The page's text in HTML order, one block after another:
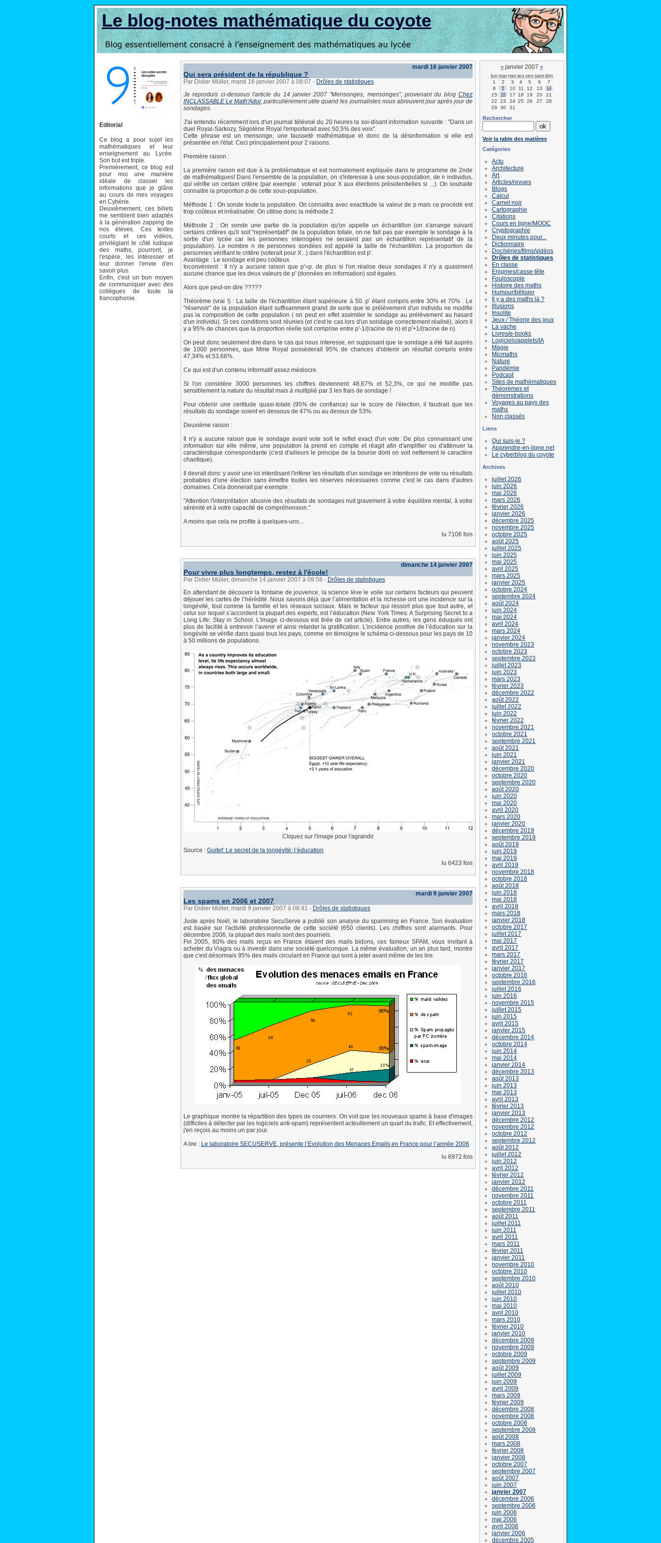
Le blog-notes mathématique du coyote
Editorial
Ce blog a pour sujet les
mathématiques et leur
enseignement au Lycée.
Son but est triple.
Premièrement, ce blog est
pour moi une manière
idéale de classer les
informations que je glâne
au cours de mes voyages
en Cybérie.
Deuxièmement, ces billets
me semblent bien adaptés
à la génération zapping de
nos élèves. Ces textes
courts et ces vidéos,
privilégiant le côté ludique
des maths, pourront, je
l'espère, les intéresser et
leur donner l'envie d'en
savoir plus.
Enfin, c'est un bon moyen
de communiquer avec des
collègues de toute la
francophonie.
mardi 16 janvier 2007
Qui sera président de la république ?
Par Didier Müller, mardi 16 janvier 2007 à 08:07 - Drôles de statistiques
Je reproduis ci-dessous l'article du 14 janvier 2007 "Mensonges, mensonges", provenant du blog Chez
INCLASSABLE Le Math'Ador, particulièrement utile quand les journalistes nous abreuvent jour après jour de
sondages.
J'ai entendu récemment lors d'un journal télévisé du 20 heures la soi-disant information suivante : "Dans un
duel Royal-Sarkozy, Ségolène Royal l'emporterait avec 50,5% des voix".
Cette phrase est un mensonge, une fausseté mathématique et donc de la désinformation si elle est
présentée en l'état. Ceci principalement pour 2 raisons.
Première raison :
La première raison est due à la problématique et est normalement expliquée dans le programme de 2nde
de mathématiques! Dans l'ensemble de la population, on s'interesse à une sous-population, de n individus,
qui vérifie un certain critère (par exemple : voterait pour X aux élections présidentielles si ...). On souhaite
connaitre la proportion p de cette sous-population.
Méthode 1 : On sonde toute la population. On connaitra avec exactitude la valeur de p mais ce procédé est
trop coûteux et irréalisable. On utilise donc la méthode 2.
Méthode 2 : On sonde une partie de la population qu'on appelle un échantillon (on s'arrange suivant
certains critères qu'il soit "représentatif" de la population totale, on ne fait pas par exemple le sondage à la
sortie d'un lycée car les personnes interrogées ne seraient pas un échantillon représentatif de la
population). Le nombre n de personnes sondées est appelé la taille de l'échantillon. La proportion de
personnes vérifiant le critère (voterait pour X...) dans l'échantillon est p'.
Avantage : Le sondage est peu coûteux.
Inconvénient : Il n'y a aucune raison que p'=p. de plus si l'on réalise deux sondages il n'y a quasiment
aucune chance que les deux valeurs de p' (données en information) soit égales.
Alors que peut-on dire ?????
Théorème (vrai !) : La taille de l'échantillon étant supérieure à 50. p' étant compris entre 30% et 70% . Le
"réservoir" de la population étant suffisamment grand de sorte que le prélèvement d'un individu ne modifie
pas la composition de cette population ( on peut en effet assimiler le sondage au prélèvement au hasard
d'un individu). Si ces conditions sont réunies (et c'est le cas lors d'un sondage correctement réalisé), alors il
y a 95% de chances que la proportion réelle soit comprise entre p'-1/(racine de n) et p'+1/(racine de n).
On peut donc seulement dire dans le cas qui nous interesse, en supposant que le sondage a été fait auprès
de 1000 personnes, que Mme Royal possèderait 95% de chances d'obtenir un résultat compris entre
47,34% et 53,66%.
Ce qui est d'un contenu informatif assez médiocre.
Si l'on considère 3000 personnes les chiffres deviennent 48,67% et 52,3%, ce qui ne modifie pas
sensiblement la nature du résultat mais à multiplié par 3 les frais de sondage !
Pour obtenir une certitude quasi-totale (95% de confiance) sur le score de l'élection, il faudrait que les
résultats du sondage soient en dessous de 47% ou au dessus de 53%.
Deuxième raison :
Il n'y a aucune raison que le sondage avant vote soit le reflet exact d'un vote. De plus connaissant une
information sur elle même, une population la prend en compte et réagit afin d'amplifier ou d'atténuer la
caractéristique correspondante (c'est d'ailleurs le principe de la bourse dont on voit nettement le caractère
chaotique).
Il devrait donc y avoir une loi interdisant l'inférer les résultats d'un sondage en intentions de vote ou résultats
probables d'une élection sans émettre toutes les réserves nécessaires comme c'est le cas dans d'autres
domaines. Cela donnerait par exemple :
"Attention l'interprétation abusive des résultats de sondages nuit gravement à votre équilibre mental, à votre
sérénité et à votre capacité de compréhension."
A moins que cela ne profite à quelques-uns...
lu 7106 fois
dimanche 14 janvier 2007
Pour vivre plus longtemps, restez à l'école!
Par Didier Müller, dimanche 14 janvier 2007 à 09:58 - Drôles de statistiques
En attendant de découvrir la fontaine de jouvence, la science lève le voile sur certains facteurs qui peuvent
déjouer les cartes de l’hérédité. Nous savons déjà que l’alimentation et la richesse ont une incidence sur la
longévité, tout comme la famille et les réseaux sociaux. Mais le facteur qui ressort plus que tout autre, et
celui sur lequel s’accordent la plupart des experts, est l’éducation (New York Times: A Surprising Secret to a
Long Life: Stay in School. L'image ci-dessous est tirée de cet article). Entre autres, les gens éduqués ont
plus de facilité à entrevoir l’avenir et ainsi retarder la gratification. L’incidence positive de l’éducation sur la
longévité se vérifie dans quasi tous les pays, comme en témoigne le schéma ci-dessous pour les pays de 10
à 50 millions de populations.
Cliquez sur l'image pour l'agrandir
Source : Guitef: Le secret de la longévité: l’éducation
lu 6423 fois
mardi 9 janvier 2007
Les spams en 2006 et 2007
Par Didier Müller, mardi 9 janvier 2007 à 08:41 - Drôles de statistiques
Juste après Noël, le laboratoire SecuServe a publié son analyse du spamming en France. Son évaluation
est basée sur l'activité professionnelle de cette société (650 clients). Les chiffres sont alarmants. Pour
décembre 2006, la plupart des mails sont des pourriels.
Fin 2005, 80% des mails reçus en France étaient des mails bidons, ces fameux SPAM, vous invitant à
acheter du Viagra ou à investir dans une société quelconque. La même évaluation, un an plus tard, montre
que c'est désormais 95% des mails circulant en France qui sont à jeter avant même de les lire.
Le graphique montre la répartition des types de courriers. On voit que les nouveaux spams à base d'images
(difficiles à détecter par les logiciels anti-spam) représentent acteullement un quart du trafic. Et effectivement,
j'en reçois au moins un par jour.
A lire : Le laboratoire SECUSERVE, présente l’Evolution des Menaces Emails en France pour l’année 2006
lu 6972 fois
« janvier 2007 »
lun marmerjeu ven samdim
1
2 3 4 5 6
7
8
9 10 11 12 13 14
15 16 17 18 19 20
21
22
23 24 25 26 27
28
29
30 31
Rechercher
Voir la table des matières
Catégories
Actu
Architecture
Art
Articles/revues
Blogs
Calcul
Carnet noir
Cartographie
Citations
Cours en ligne/MOOC
Cryptographie
Deux minutes pour...
Dictionnaire
Doc/séries/films/vidéos
Drôles de statistiques
En classe
Enigmes/casse-tête
Fouloscopie
Histoire des maths
Humour/bêtisier
Il y a des maths là ?
Illusions
Insolite
Jeux / Théorie des jeux
La vache
Livres/e-books
Logiciels/applets/IA
Magie
Micmaths
Nature
Pandémie
Podcast
Sites de mathématiques
Théorèmes et
démonstrations
Voyages au pays des
maths
Non classés
Liens
Qui suis-je ?
Apprendre-en-ligne.net
Le cyberblog du coyote
Archives
juillet 2026
juin 2026
mai 2026
mars 2026
février 2026
janvier 2026
décembre 2025
novembre 2025
octobre 2025
août 2025
juillet 2025
juin 2025
mai 2025
avril 2025
mars 2025
janvier 2025
octobre 2024
septembre 2024
août 2024
juin 2024
mai 2024
avril 2024
mars 2024
janvier 2024
novembre 2023
octobre 2023
septembre 2023
juillet 2023
juin 2023
mars 2023
février 2023
décembre 2022
août 2022
juillet 2022
juin 2022
février 2022
novembre 2021
octobre 2021
septembre 2021
août 2021
juin 2021
janvier 2021
décembre 2020
octobre 2020
septembre 2020
août 2020
juin 2020
mai 2020
avril 2020
mars 2020
janvier 2020
décembre 2019
septembre 2019
août 2019
juin 2019
mai 2019
avril 2019
novembre 2018
octobre 2018
août 2018
juin 2018
mai 2018
avril 2018
mars 2018
janvier 2018
octobre 2017
juillet 2017
mai 2017
avril 2017
mars 2017
février 2017
janvier 2017
octobre 2016
septembre 2016
juillet 2016
juin 2016
novembre 2015
juillet 2015
juin 2015
avril 2015
janvier 2015
décembre 2014
octobre 2014
juin 2014
mai 2014
janvier 2014
décembre 2013
août 2013
juin 2013
mai 2013
avril 2013
février 2013
janvier 2013
décembre 2012
novembre 2012
octobre 2012
septembre 2012
août 2012
juillet 2012
juin 2012
avril 2012
février 2012
janvier 2012
décembre 2011
novembre 2011
octobre 2011
septembre 2011
août 2011
juillet 2011
juin 2011
avril 2011
mars 2011
février 2011
janvier 2011
novembre 2010
octobre 2010
septembre 2010
août 2010
juillet 2010
juin 2010
mai 2010
avril 2010
mars 2010
février 2010
janvier 2010
décembre 2009
novembre 2009
octobre 2009
septembre 2009
août 2009
juillet 2009
juin 2009
avril 2009
mars 2009
février 2009
décembre 2008
novembre 2008
octobre 2008
septembre 2008
août 2008
mars 2008
février 2008
janvier 2008
octobre 2007
septembre 2007
août 2007
juin 2007
janvier 2007
décembre 2006
septembre 2006
juin 2006
mai 2006
avril 2006
janvier 2006
décembre 2005